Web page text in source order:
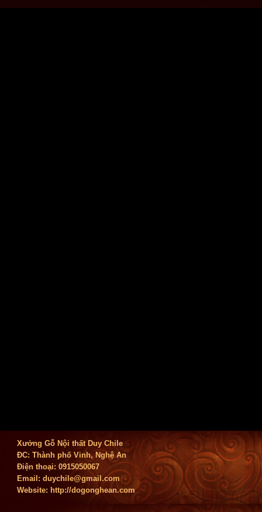
Xưởng Gỗ Nội thất Duy Chile
ĐC: Thành phố Vinh, Nghệ An
Điện thoại: 0915050067
Email: duychile@gmail.com
Website: http://dogonghean.com